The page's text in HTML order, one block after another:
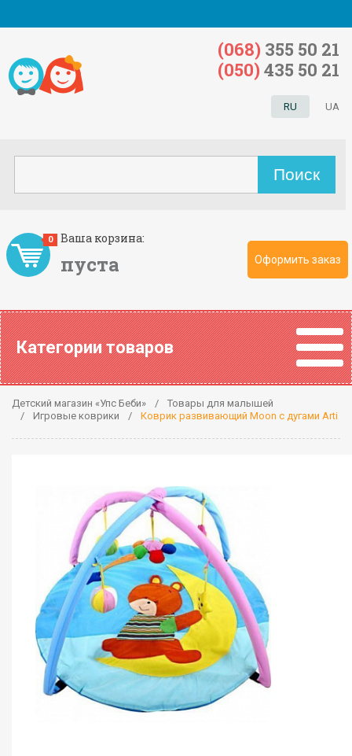
Ваша корзина:
пуста
0
Оформить заказ
RU UA
(068) 355 50 21
(050) 435 50 21
Категории товаров
Детский магазин «Упс Беби»
Товары для малышей
Игровые коврики
Коврик развивающий Moon с дугами Arti